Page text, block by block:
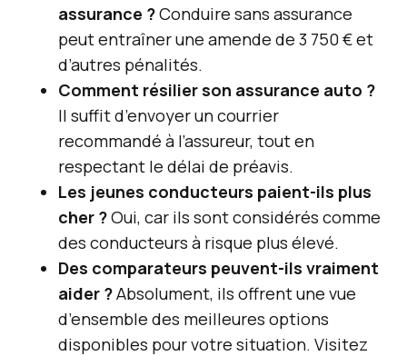
assurance ?Conduire sans assurance
peut entraîner une amende de 3 750 € et
d’autres pénalités.
Comment résilier son assurance auto ?
Il suffit d’envoyer un courrier
recommandé à l’assureur, tout en
respectant le délai de préavis.
Les jeunes conducteurs paient-ils plus
cher ?Oui, car ils sont considérés comme
des conducteurs à risque plus élevé.
Des comparateurs peuvent-ils vraiment
aider ?Absolument, ils offrent une vue
d’ensemble des meilleures options
disponibles pour votre situation. Visitez